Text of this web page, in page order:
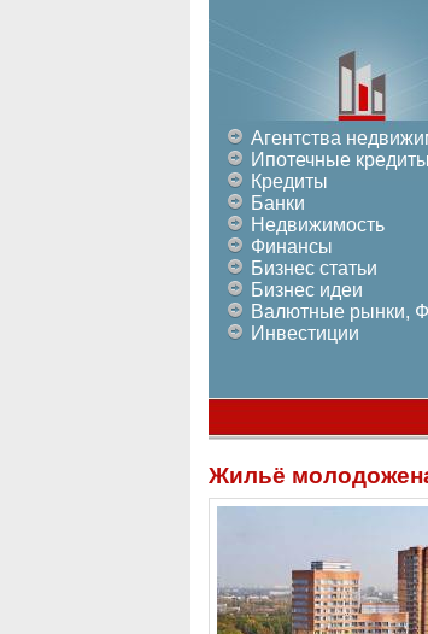
Агентства
Ипотечные кредиты
Кредиты
Банки
Недвижимость
Финансы
Бизнес статьи
Бизнес идеи
Валютные рынки,
Инвестиции
Жильё